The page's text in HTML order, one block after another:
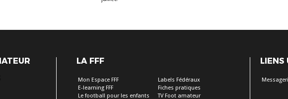
LA FFF
Mon Espace FFF
E-learning FFF
Le football pour les enfants
Labels Fédéraux
Fiches pratiques
TV Foot amateur
LIENS